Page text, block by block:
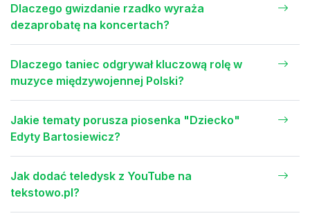
Dlaczego gwizdanie rzadko wyraża
dezaprobatę na koncertach?
Dlaczego taniec odgrywał kluczową rolę w
muzyce międzywojennej Polski?
Jakie tematy porusza piosenka "Dziecko"
Edyty Bartosiewicz?
Jak dodać teledysk z YouTube na
tekstowo.pl?